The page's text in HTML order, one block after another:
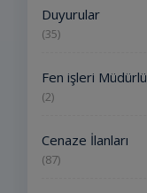
Duyurular
(35)
Fen işleri
(2)
Cenaze İlanları
(87)